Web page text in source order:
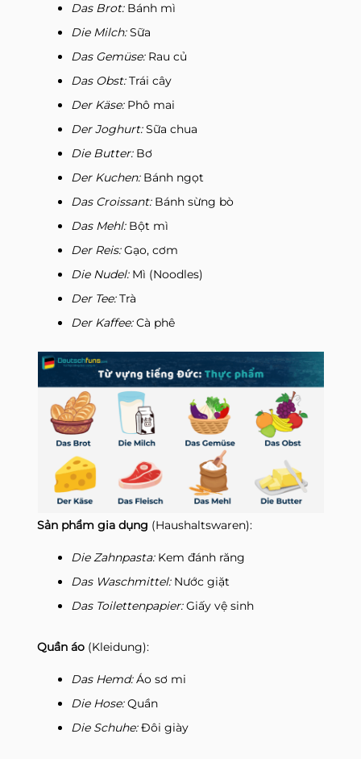
Das Brot:Bánh mì
Die Milch:Sữa
Das Gemüse:Rau củ
Das Obst:Trái cây
Der Käse:Phô mai
Der Joghurt:Sữa chua
Die Butter:Bơ
Der Kuchen:Bánh ngọt
Das Croissant:Bánh sừng bò
Das Mehl:Bột mì
Der Reis:Gạo, cơm
Die Nudel:Mì (Noodles)
Der Tee:Trà
Der Kaffee:Cà phê
Sản phẩm gia dụng (Haushaltswaren):
Die Zahnpasta:Kem đánh răng
Das Waschmittel:Nước giặt
Das Toilettenpapier:Giấy vệ sinh
Quần áo (Kleidung):
Das Hemd:Áo sơ mi
Die Hose:Quần
Die Schuhe:Đôi giày